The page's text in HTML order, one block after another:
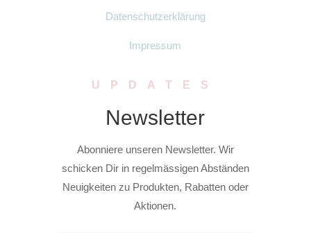
Datenschutzerklärung
Impressum
UPDATES
Newsletter
Abonniere unseren Newsletter. Wir
schicken Dir in regelmässigen Abständen
Neuigkeiten zu Produkten, Rabatten oder
Aktionen.